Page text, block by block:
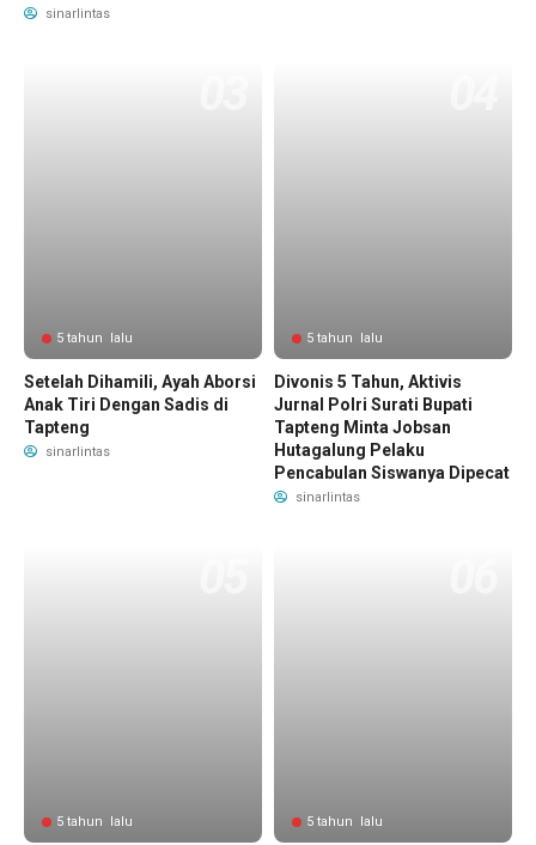
sinarlintas
5 tahun lalu
Setelah Dihamili, Ayah Aborsi
Anak Tiri Dengan Sadis di
Tapteng
sinarlintas
5 tahun lalu
Divonis 5 Tahun, Aktivis
Jurnal Polri Surati Bupati
Tapteng Minta Jobsan
Hutagalung Pelaku
Pencabulan Siswanya Dipecat
sinarlintas
5 tahun lalu 5 tahun lalu